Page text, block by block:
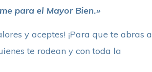
para el Mayor Bien.»
y aceptes! ¡Para que te abras a
te rodean y con toda la